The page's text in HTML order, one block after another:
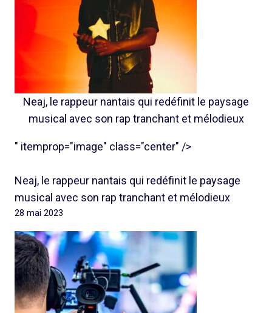
Neaj, le rappeur nantais qui redéfinit le paysage
musical avec son rap tranchant et mélodieux
" itemprop="image" class="center" />
Neaj, le rappeur nantais qui redéfinit le paysage
musical avec son rap tranchant et mélodieux
28 mai 2023